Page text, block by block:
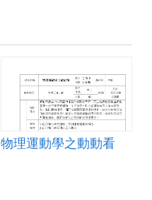
物理運動學之動動看